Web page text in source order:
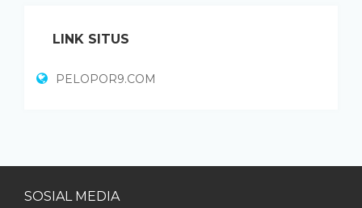
LINK SITUS
PELOPOR9.COM
SOSIAL MEDIA